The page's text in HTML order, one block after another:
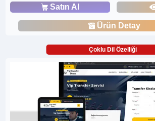
Satın Al
Ürün Detay
Çoklu Dil Özelliği